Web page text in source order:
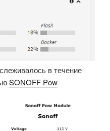
в течение
SONOFF Pow